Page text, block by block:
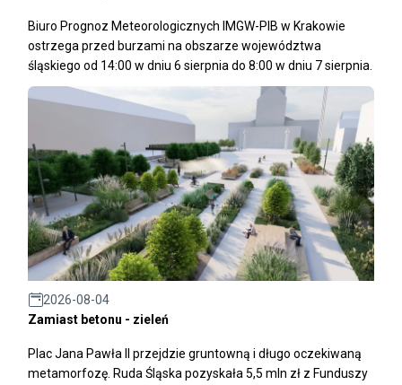
Biuro Prognoz Meteorologicznych IMGW-PIB w Krakowie
ostrzega przed burzami na obszarze województwa
śląskiego od 14:00 w dniu 6 sierpnia do 8:00 w dniu 7 sierpnia.
2026-08-04
Zamiast betonu - zieleń
Plac Jana Pawła II przejdzie gruntowną i długo oczekiwaną
metamorfozę. Ruda Śląska pozyskała 5,5 mln zł z Funduszy